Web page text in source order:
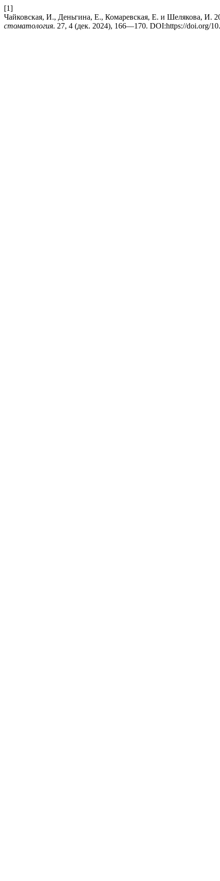
[1]
Чайковская, И., Деньгина, Е., Комаревская, Е. и Шелякова, И.
стоматология. 27, 4 (дек. 2024), 166—170. DOI:https://doi.org/